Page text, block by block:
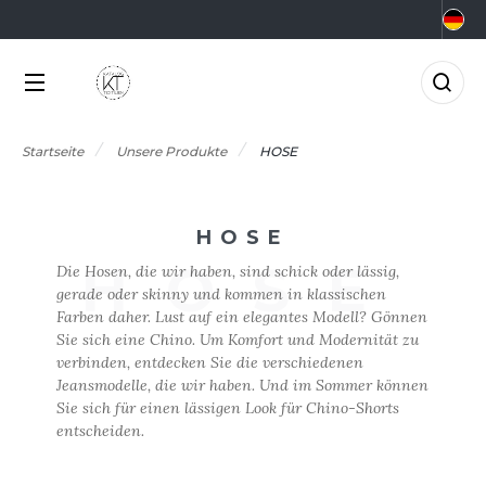
KATEGORIEN
IN EUROPE
MARKEN
LUX
BASE
BRANCHEN
UND ELEKTRONIK
UND GRÜNFLÄCHEN
NEUHEITEN
ANGEBOTE
ANGEBOTE
RESTPOSTEN
Startseite Unsere Produkte HOSE
HOSE
HOSE
Die Hosen, die wir haben, sind schick oder lässig,
gerade oder skinny und kommen in klassischen
Farben daher. Lust auf ein elegantes Modell? Gönnen
Sie sich eine Chino. Um Komfort und Modernität zu
verbinden, entdecken Sie die verschiedenen
Jeansmodelle, die wir haben. Und im Sommer können
Sie sich für einen lässigen Look für Chino-Shorts
entscheiden.